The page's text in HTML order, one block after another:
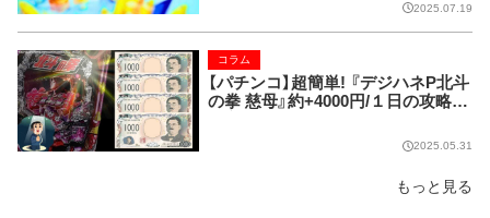
2025.07.19
【パチンコ】超簡単! 『デジハネP北斗
の拳 慈母』約+4000円/１日の攻略法
コラム
2025.05.31
もっと見る